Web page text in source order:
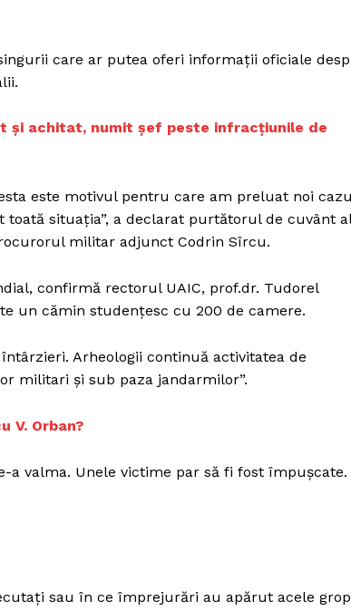
PRESShub
Proiecte editoriale
Rețea
care ar putea oferi informaţii oficiale
și achitat, numit șef peste infracțiunile de
este motivul pentru care am preluat noi
situaţia”, a declarat purtătorul de cuvânt al
militar adjunct Codrin Sîrcu.
confirmă rectorul UAIC, prof.dr. Tudorel
un cămin studenţesc cu 200 de camere.
Arheologii continuă activitatea de
militari şi sub paza jandarmilor”.
V. Orban?
valma. Unele victime par să fi fost împuşcate.
sau în ce împrejurări au apărut acele